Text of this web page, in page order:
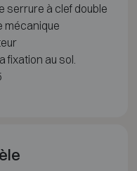
serrure à clef double
mécanique
fixation au sol.